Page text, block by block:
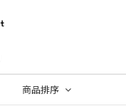
商品排序